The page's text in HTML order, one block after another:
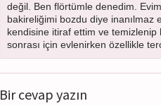
değil. Ben flörtümle denedim.
bakireliğimi bozdu diye inanılmaz
kendisine itiraf ettim ve temizlenip
sonrası için evlenirken özellikle
Bir cevap yazın